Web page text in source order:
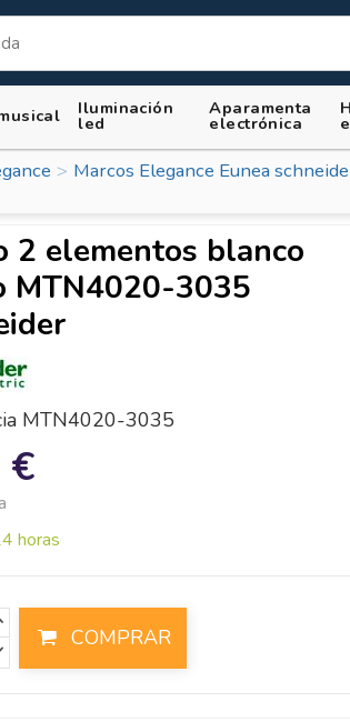
Iluminación
led
Aparamenta
electrónica
Marcos Elegance Eunea
2 elementos blanco
MTN4020-3035
MTN4020-3035
€
horas
COMPRAR